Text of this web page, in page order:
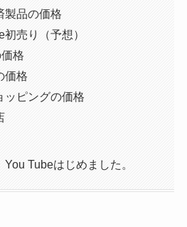
製品の価格
売り（予想）
格
価格
ッピングの価格
Tubeはじめました。